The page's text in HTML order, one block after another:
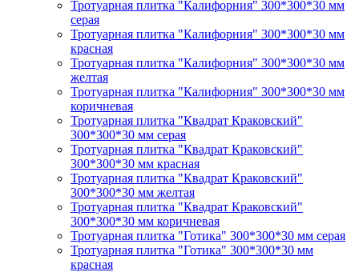
Тротуарная плитка "Калифорния" 300*300*30 мм
серая
Тротуарная плитка "Калифорния" 300*300*30 мм
красная
Тротуарная плитка "Калифорния" 300*300*30 мм
желтая
Тротуарная плитка "Калифорния" 300*300*30 мм
коричневая
Тротуарная плитка "Квадрат Краковский"
300*300*30 мм серая
Тротуарная плитка "Квадрат Краковский"
300*300*30 мм красная
Тротуарная плитка "Квадрат Краковский"
300*300*30 мм желтая
Тротуарная плитка "Квадрат Краковский"
300*300*30 мм коричневая
Тротуарная плитка "Готика" 300*300*30 мм серая
Тротуарная плитка "Готика" 300*300*30 мм
красная